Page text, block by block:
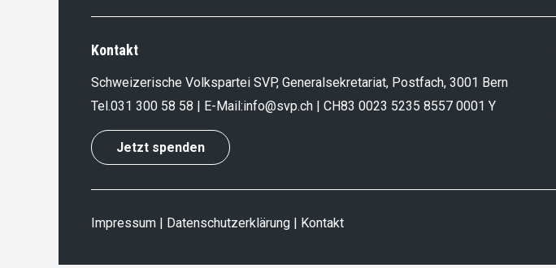
Kontakt
Schweizerische Volkspartei SVP, Generalsekretariat, Postfach, 3001 Bern
Tel.031 300 58 58 | E-Mail:info@svp.ch | CH83 0023 5235 8557 0001 Y
Jetzt spenden
Impressum Datenschutzerklärung Kontakt